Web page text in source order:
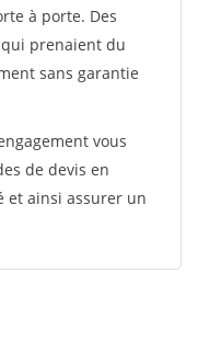
à porte. Des
prenaient du
sans garantie
vous
de devis en
et ainsi assurer un